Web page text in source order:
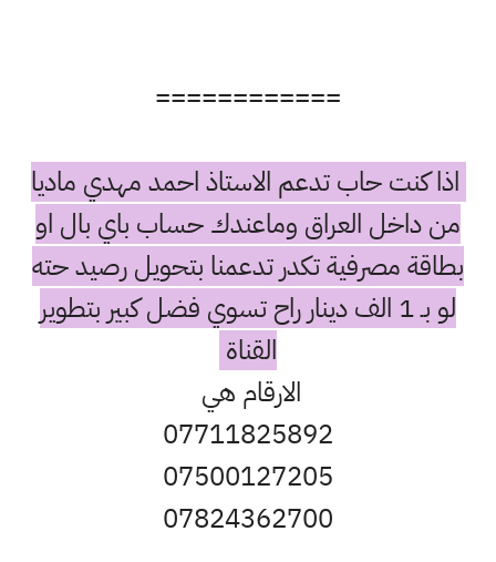
============
اذا كنت حاب تدعم الاستاذ احمد مهدي ماديا
من داخل العراق وماعندك حساب باي بال او
بطاقة مصرفية تكدر تدعمنا بتحويل رصيد حته
لو بـ 1 الف دينار راح تسوي فضل كبير بتطوير
القناة
الارقام هي
07711825892
07500127205
07824362700